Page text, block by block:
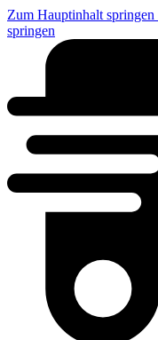
Zum Hauptinhalt springen
springen